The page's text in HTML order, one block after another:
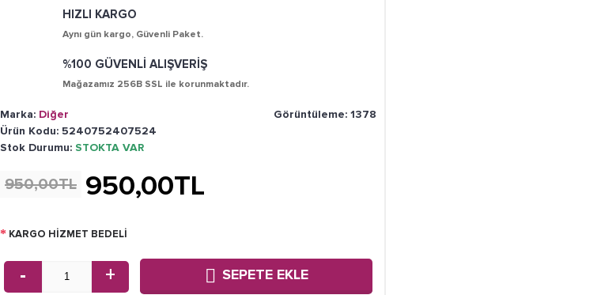
HIZLI KARGO
Aynı gün kargo, Güvenli Paket.
%100 GÜVENLİ ALIŞVERİŞ
Mağazamız 256B SSL ile korunmaktadır.
Görüntüleme: 1378
Marka: Diğer
Ürün Kodu: 5240752407524
Stok Durumu: STOKTA VAR
950,00TL 950,00TL
KARGO HİZMET BEDELİ
- + SEPETE EKLE